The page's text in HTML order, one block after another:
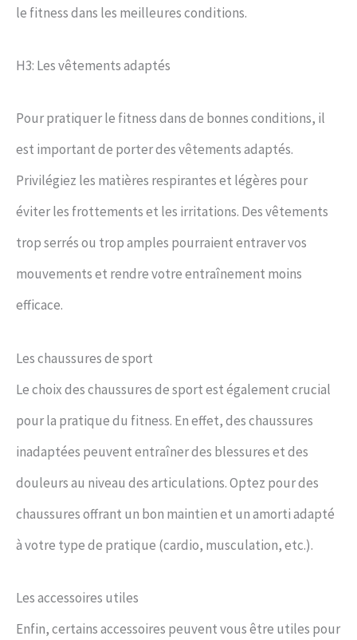
le fitness dans les meilleures conditions.
H3: Les vêtements adaptés
Pour pratiquer le fitness dans de bonnes conditions, il
est important de porter des vêtements adaptés.
Privilégiez les matières respirantes et légères pour
éviter les frottements et les irritations. Des vêtements
trop serrés ou trop amples pourraient entraver vos
mouvements et rendre votre entraînement moins
efficace.
Les chaussures de sport
Le choix des chaussures de sport est également crucial
pour la pratique du fitness. En effet, des chaussures
inadaptées peuvent entraîner des blessures et des
douleurs au niveau des articulations. Optez pour des
chaussures offrant un bon maintien et un amorti adapté
à votre type de pratique (cardio, musculation, etc.).
Les accessoires utiles
Enfin, certains accessoires peuvent vous être utiles pour